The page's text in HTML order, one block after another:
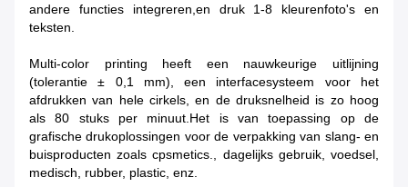
andere functies integreren,en druk 1-8 kleurenfoto's en
teksten.
Multi-color printing heeft een nauwkeurige uitlijning
(tolerantie ± 0,1 mm), een interfacesysteem voor het
afdrukken van hele cirkels, en de druksnelheid is zo hoog
als 80 stuks per minuut.Het is van toepassing op de
grafische drukoplossingen voor de verpakking van slang- en
buisproducten zoals cpsmetics., dagelijks gebruik, voedsel,
medisch, rubber, plastic, enz.